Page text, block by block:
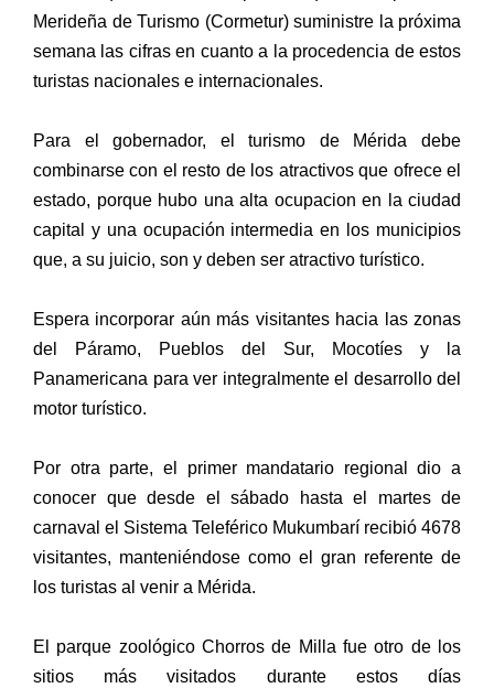
Merideña de Turismo (Cormetur) suministre la próxima
semana las cifras en cuanto a la procedencia de estos
turistas nacionales e internacionales.
Para el gobernador, el turismo de Mérida debe
combinarse con el resto de los atractivos que ofrece el
estado, porque hubo una alta ocupacion en la ciudad
capital y una ocupación intermedia en los municipios
que, a su juicio, son y deben ser atractivo turístico.
Espera incorporar aún más visitantes hacia las zonas
del Páramo, Pueblos del Sur, Mocotíes y la
Panamericana para ver integralmente el desarrollo del
motor turístico.
Por otra parte, el primer mandatario regional dio a
conocer que desde el sábado hasta el martes de
carnaval el Sistema Teleférico Mukumbarí recibió 4678
visitantes, manteniéndose como el gran referente de
los turistas al venir a Mérida.
El parque zoológico Chorros de Milla fue otro de los
sitios más visitados durante estos días